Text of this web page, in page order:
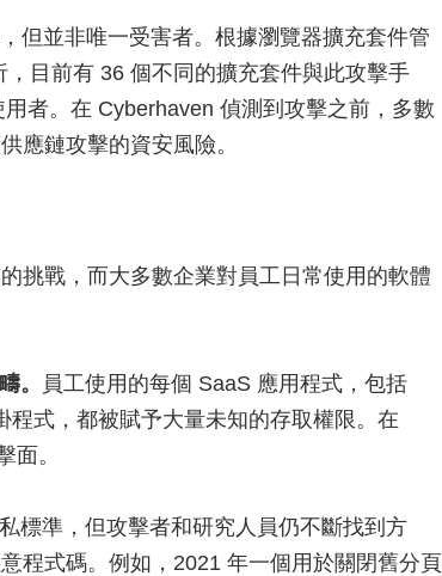
但並非唯一受害者。根據瀏覽器擴充套件管
目前有 36 個不同的擴充套件與此攻擊手
者。在 Cyberhaven 偵測到攻擊之前，多數
應鏈攻擊的資安風險。
挑戰，而大多數企業對員工日常使用的軟體
。
員工使用的每個 SaaS 應用程式，包括
式，都被賦予大量未知的存取權限。在
面。
標準，但攻擊者和研究人員仍不斷找到方
程式碼。例如，2021 年一個用於關閉舊分頁